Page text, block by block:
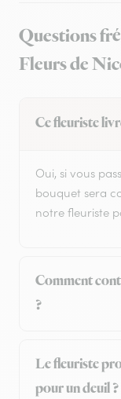
Questions
Fleurs de
Ce fleuriste
Oui, si vous
bouquet sera
notre fleuriste
Comment
?
Le fleuriste
pour un deuil ?